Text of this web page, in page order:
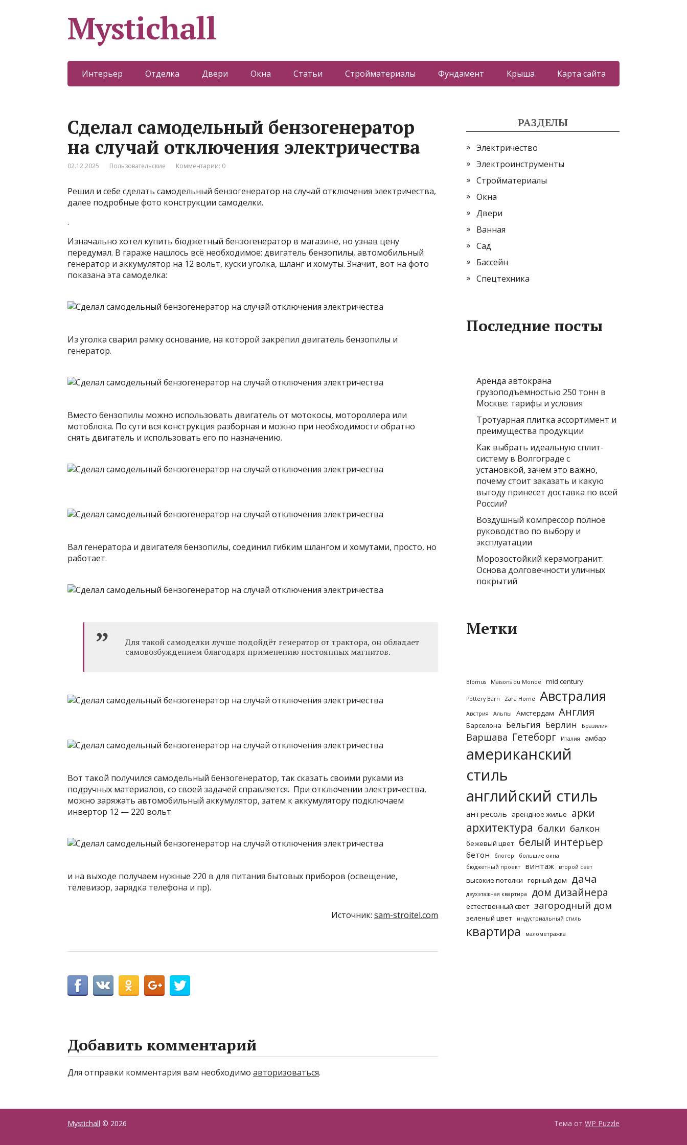
Mystichall
Интерьер Отделка Двери Окна Статьи Стройматериалы Фундамент Крыша Карта сайта
Сделал самодельный бензогенератор
на случай отключения электричества
02.12.2025 Пользовательские Комментарии: 0
Решил и себе сделать самодельный бензогенератор на случай отключения электричества,
далее подробные фото конструкции самоделки.
.
Изначально хотел купить бюджетный бензогенератор в магазине, но узнав цену
передумал. В гараже нашлось всё необходимое: двигатель бензопилы, автомобильный
генератор и аккумулятор на 12 вольт, куски уголка, шланг и хомуты. Значит, вот на фото
показана эта самоделка:
Из уголка сварил рамку основание, на которой закрепил двигатель бензопилы и
генератор.
Вместо бензопилы можно использовать двигатель от мотокосы, мотороллера или
мотоблока. По сути вся конструкция разборная и можно при необходимости обратно
снять двигатель и использовать его по назначению.
Вал генератора и двигателя бензопилы, соединил гибким шлангом и хомутами, просто, но
работает.
Для такой самоделки лучше подойдёт генератор от трактора, он обладает
самовозбуждением благодаря применению постоянных магнитов.
Вот такой получился самодельный бензогенератор, так сказать своими руками из
подручных материалов, со своей задачей справляется. При отключении электричества,
можно заряжать автомобильный аккумулятор, затем к аккумулятору подключаем
инвертор 12 — 220 вольт
и на выходе получаем нужные 220 в для питания бытовых приборов (освещение,
телевизор, зарядка телефона и пр).
Источник: sam-stroitel.com
Добавить комментарий
Для отправки комментария вам необходимо авторизоваться.
РАЗДЕЛЫ
Электричество
Электроинструменты
Стройматериалы
Окна
Двери
Ванная
Сад
Бассейн
Спецтехника
Последние посты
Аренда автокрана
грузоподъемностью 250 тонн в
Москве: тарифы и условия
Тротуарная плитка ассортимент и
преимущества продукции
Как выбрать идеальную сплит-
систему в Волгограде с
установкой, зачем это важно,
почему стоит заказать и какую
выгоду принесет доставка по всей
России?
Воздушный компрессор полное
руководство по выбору и
эксплуатации
Морозостойкий керамогранит:
Основа долговечности уличных
покрытий
Метки
Blomus Maisons du Monde mid century
Pottery Barn Zara Home Австралия
Австрия Альпы Амстердам Англия
Барселона Бельгия Берлин Бразилия
Варшава Гетеборг Италия амбар
американский
стиль
английский стиль
антресоль арендное жилье арки
архитектура балки балкон
бежевый цвет белый интерьер
бетон блогер
большие окна
бюджетный проект
винтаж второй свет
высокие потолки горный дом дача
двухэтажная квартира дом дизайнера
естественный свет загородный дом
зеленый цвет индустриальный стиль
квартира малометражка
Mystichall © 2026 Тема от WP Puzzle